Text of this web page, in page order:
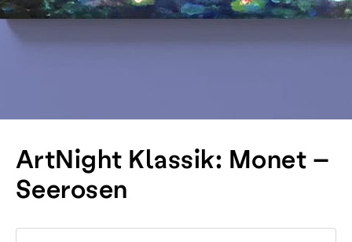
ArtNight Klassik: Monet –
Seerosen